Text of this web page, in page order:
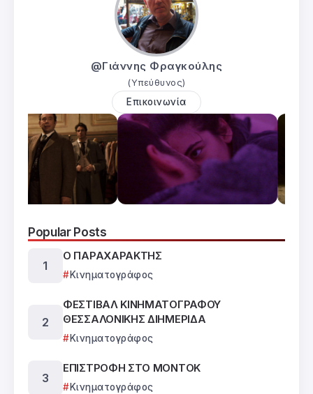
@Γιάννης Φραγκούλης
(Υπεύθυνος)
Επικοινωνία
Popular Posts
Ο ΠΑΡΑΧΑΡΑΚΤΗΣ
Κινηματογράφος
ΦΕΣΤΙΒΑΛ ΚΙΝΗΜΑΤΟΓΡΑΦΟΥ
ΘΕΣΣΑΛΟΝΙΚΗΣ ΔΙΗΜΕΡΙΔΑ
Κινηματογράφος
ΕΠΙΣΤΡΟΦΗ ΣΤΟ ΜΟΝΤΟΚ
Κινηματογράφος